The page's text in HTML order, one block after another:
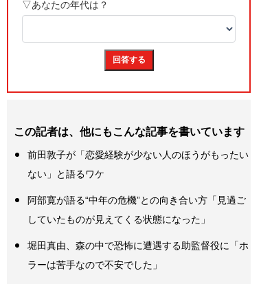
この記者は、他にもこんな記事を書いています
前田敦子が「恋愛経験が少ない人のほうがもったい
ない」と語るワケ
阿部寛が語る“中年の危機”との向き合い方「見過ご
していたものが見えてくる状態になった」
堀田真由、森の中で恐怖に遭遇する助監督役に「ホ
ラーは苦手なので不安でした」